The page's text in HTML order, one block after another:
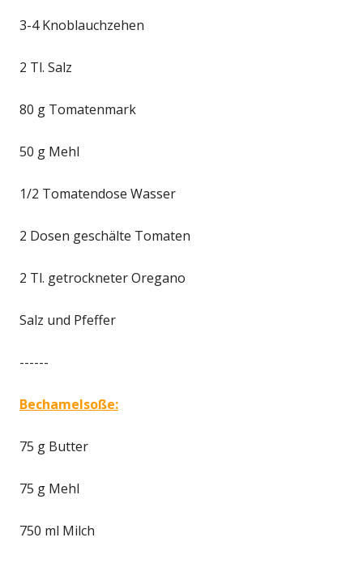
3-4 Knoblauchzehen
2 Tl. Salz
80 g Tomatenmark
50 g Mehl
1/2 Tomatendose Wasser
2 Dosen geschälte Tomaten
2 Tl. getrockneter Oregano
Salz und Pfeffer
------
Bechamelsoße:
75 g Butter
75 g Mehl
750 ml Milch